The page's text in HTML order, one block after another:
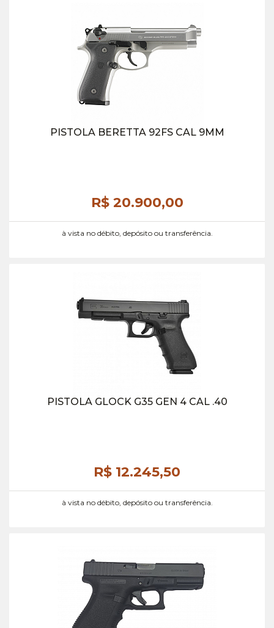
PISTOLA BERETTA 92FS CAL 9MM
R$ 20.900,00
à vista no débito, depósito ou transferência.
PISTOLA GLOCK G35 GEN 4 CAL .40
R$ 12.245,50
à vista no débito, depósito ou transferência.